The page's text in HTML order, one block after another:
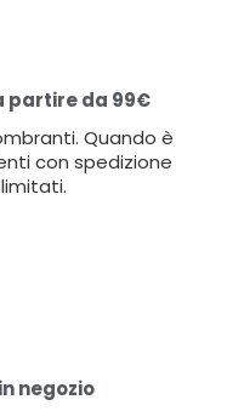
partire da 99€
Quando è
con spedizione
negozio